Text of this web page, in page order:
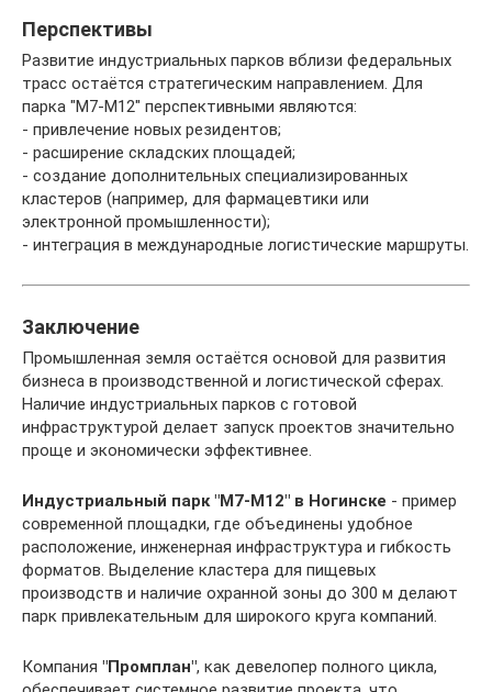
Перспективы
Развитие индустриальных парков вблизи федеральных
трасс остаётся стратегическим направлением. Для
парка "M7-M12" перспективными являются:
- привлечение новых резидентов;
- расширение складских площадей;
- создание дополнительных специализированных
кластеров (например, для фармацевтики или
электронной промышленности);
- интеграция в международные логистические маршруты.
Заключение
Промышленная земля остаётся основой для развития
бизнеса в производственной и логистической сферах.
Наличие индустриальных парков с готовой
инфраструктурой делает запуск проектов значительно
проще и экономически эффективнее.
Индустриальный парк "M7-M12" в Ногинске - пример
современной площадки, где объединены удобное
расположение, инженерная инфраструктура и гибкость
форматов. Выделение кластера для пищевых
производств и наличие охранной зоны до 300 м делают
парк привлекательным для широкого круга компаний.
Компания "Промплан", как девелопер полного цикла,